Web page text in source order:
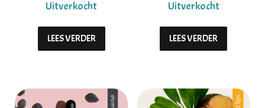
LEES VERDER LEES VERDER